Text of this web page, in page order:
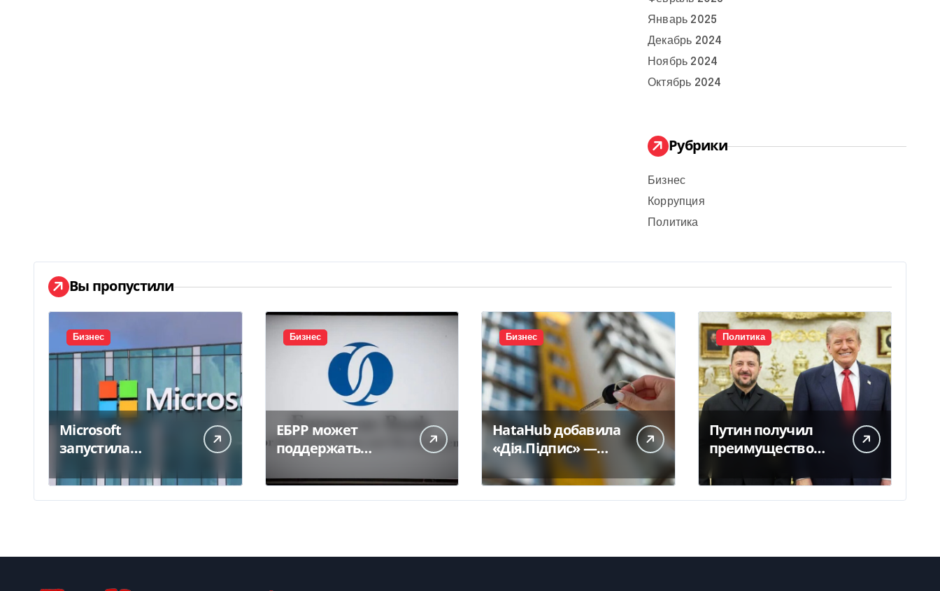
Январь 2025
Декабрь 2024
Ноябрь 2024
Октябрь 2024
Рубрики
Бизнес
Коррупция
Политика
Вы пропустили
Бизнес
Microsoft
запустила
центр в Индии за
$20,5 миллиарда
Бизнес
ЕБРР может
поддержать
украинского
бизнеса на 300 млн
Бизнес
HataHub добавила
«Дія.Підпис» —
Delo.ua
Политика
Путин получил
преимущество
действиям США